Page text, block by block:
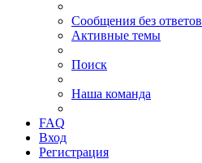
Сообщения без ответов
Активные темы
Поиск
Наша команда
FAQ
Вход
Регистрация